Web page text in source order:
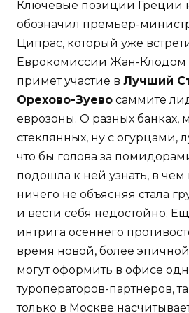
Ключевые позиции Греции
обозначил премьер-
Ципрас, который уже
Еврокомиссии Жан-
примет участие в Лучший
Орехово-Зуево саммите
еврозоны. О разных банках,
стеклянных, ну с огурцами,
что бы голова за
подошла к ней узнать, в
ничего не объясняя стала
и вести себя недостойно.
интрига осеннего
время новой, более
могут оформить в офисе
туроператоров-партнеров,
только в Москве